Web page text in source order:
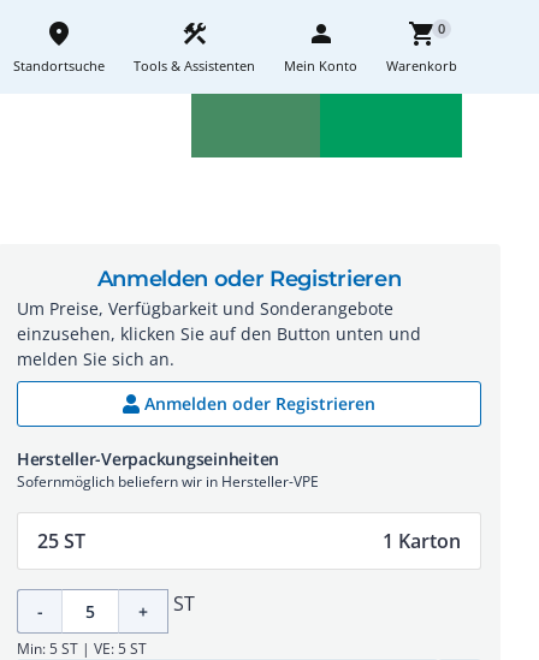
place
Standortsuche
construction
Tools & Assistenten
person
Mein Konto
shopping_cart0
Warenkorb
Anmelden oder Registrieren
Um Preise, Verfügbarkeit und Sonderangebote
einzusehen, klicken Sie auf den Button unten und
melden Sie sich an.
Anmelden oder Registrieren
Hersteller-Verpackungseinheiten
Sofernmöglich beliefern wir in Hersteller-VPE
25 ST 1 Karton
- + ST
Min: 5 ST | VE: 5 ST